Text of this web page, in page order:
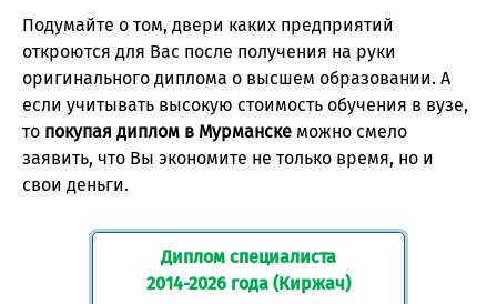
Подумайте о том, двери каких предприятий
откроются для Вас после получения на руки
оригинального диплома о высшем образовании. А
если учитывать высокую стоимость обучения в вузе,
то покупая диплом в Мурманске можно смело
заявить, что Вы экономите не только время, но и
свои деньги.
Диплом специалиста
2014-2026 года (Киржач)